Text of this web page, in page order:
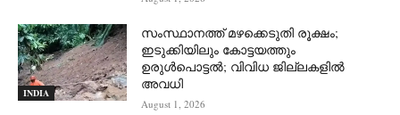
INDIA
സംസ്ഥാനത്ത് മഴക്കെടുതി രൂക്ഷം;
ഇടുക്കിയിലും കോട്ടയത്തും
ഉരുള്‍പൊട്ടല്‍; വിവിധ ജില്ലകളില്‍
അവധി
August 1, 2026